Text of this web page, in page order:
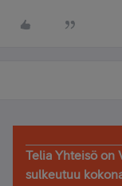
Telia Yhteisö on
sulkeutuu